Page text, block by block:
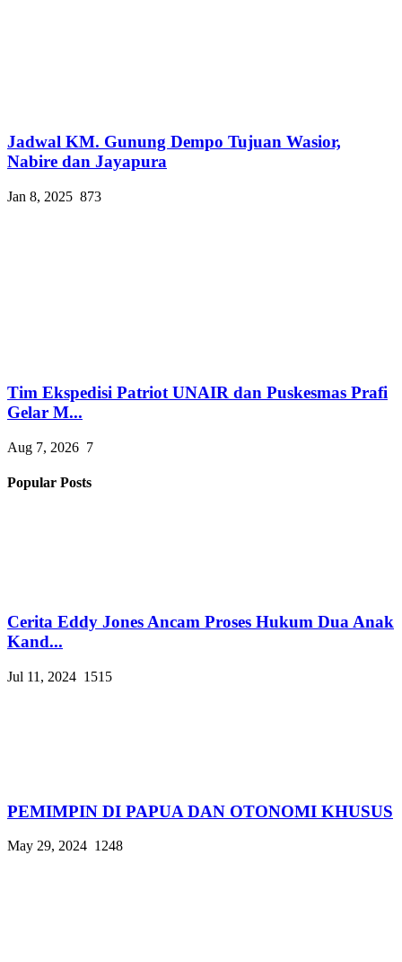
Jadwal KM. Gunung Dempo Tujuan Wasior,
Nabire dan Jayapura
Jan 8, 2025 873
Tim Ekspedisi Patriot UNAIR dan Puskesmas Prafi
Gelar M...
Aug 7, 2026 7
Popular Posts
Cerita Eddy Jones Ancam Proses Hukum Dua Anak
Kand...
Jul 11, 2024 1515
PEMIMPIN DI PAPUA DAN OTONOMI KHUSUS
May 29, 2024 1248